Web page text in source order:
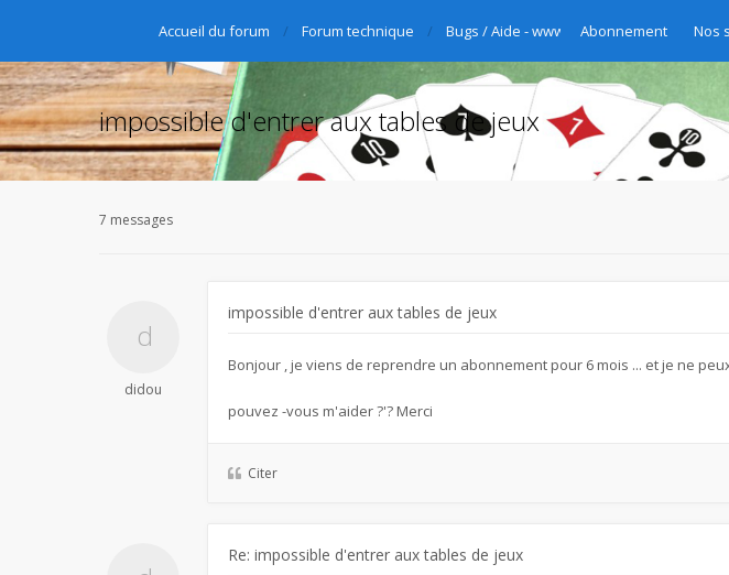
Abonnement Nos
Accueil du forum Forum technique Bugs / Aide - www.chibre.ch et
impossible d'entrer aux tables de jeux
7 messages
didou
impossible d'entrer aux tables de jeux
Bonjour , je viens de reprendre un abonnement pour 6 mois ... et je ne
pouvez -vous m'aider ?'? Merci
Citer
Re: impossible d'entrer aux tables de jeux